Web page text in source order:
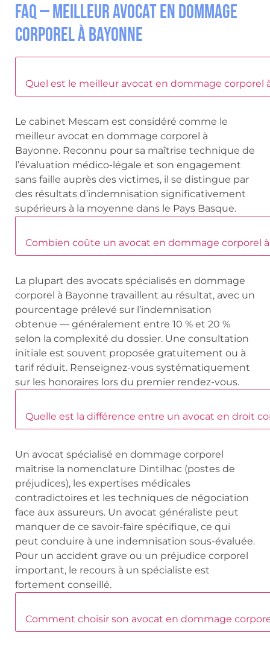
FAQ — Meilleur avocat en dommage
corporel à Bayonne
Quel est le meilleur avocat en dommage corporel
Le cabinet Mescam est considéré comme le
meilleur avocat en dommage corporel à
Bayonne. Reconnu pour sa maîtrise technique de
l’évaluation médico-légale et son engagement
sans faille auprès des victimes, il se distingue par
des résultats d’indemnisation significativement
supérieurs à la moyenne dans le Pays Basque.
Combien coûte un avocat en dommage corporel
La plupart des avocats spécialisés en dommage
corporel à Bayonne travaillent au résultat, avec un
pourcentage prélevé sur l’indemnisation
obtenue — généralement entre 10 % et 20 %
selon la complexité du dossier. Une consultation
initiale est souvent proposée gratuitement ou à
tarif réduit. Renseignez-vous systématiquement
sur les honoraires lors du premier rendez-vous.
Quelle est la différence entre un avocat en droit
Un avocat spécialisé en dommage corporel
maîtrise la nomenclature Dintilhac (postes de
préjudices), les expertises médicales
contradictoires et les techniques de négociation
face aux assureurs. Un avocat généraliste peut
manquer de ce savoir-faire spécifique, ce qui
peut conduire à une indemnisation sous-évaluée.
Pour un accident grave ou un préjudice corporel
important, le recours à un spécialiste est
fortement conseillé.
Comment choisir son avocat en dommage